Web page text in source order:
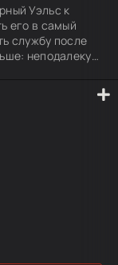
Уэльс к
его в самый
службу после
неподалеку
меняет все